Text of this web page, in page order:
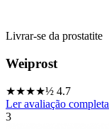
Livrar-se da prostatite
Weiprost
★★★★½ 4.7
Ler avaliação completa
3